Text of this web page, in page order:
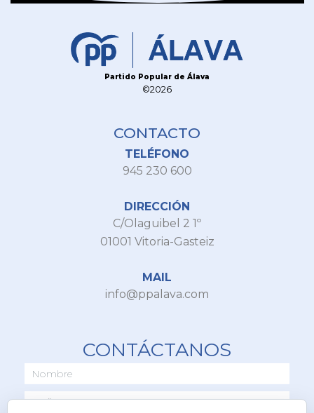
Partido Popular de Álava
©2026
CONTACTO
TELÉFONO
945 230 600
DIRECCIÓN
C/Olaguibel 2 1º
01001 Vitoria-Gasteiz
MAIL
info@ppalava.com
CONTÁCTANOS